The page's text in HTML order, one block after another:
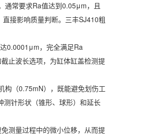
通常要求Ra值达到0.05μm，且
接影响质量判断。三丰SJ410粗
0.0001μm，完全满足Ra
止波长选项，为缸体缸盖检测提
构（0.75mN），既能避免划伤工
测针形状（锥形、球形）和延长
测量过程中的微小位移，从而提